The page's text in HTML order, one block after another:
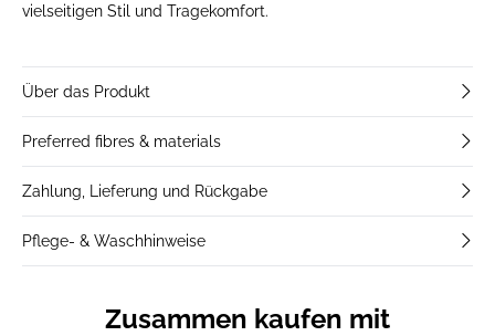
vielseitigen Stil und Tragekomfort.
Über das Produkt
Preferred fibres & materials
Zahlung, Lieferung und Rückgabe
Pflege- & Waschhinweise
Zusammen kaufen mit